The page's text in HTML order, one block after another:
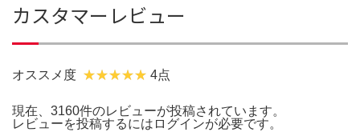
カスタマーレビュー
オススメ度 4点
現在、3160件のレビューが投稿されています。
レビューを投稿するには ログインが必要です。